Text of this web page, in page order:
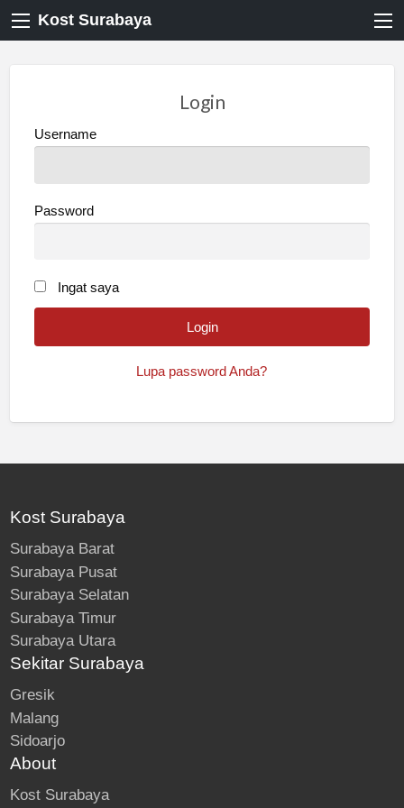
Kost Surabaya
Login
Username
Password
Ingat saya
Lupa password Anda?
Kost Surabaya
Surabaya Barat
Surabaya Pusat
Surabaya Selatan
Surabaya Timur
Surabaya Utara
Sekitar Surabaya
Gresik
Malang
Sidoarjo
About
Kost Surabaya